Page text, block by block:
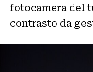
fotocamera del
contrasto da